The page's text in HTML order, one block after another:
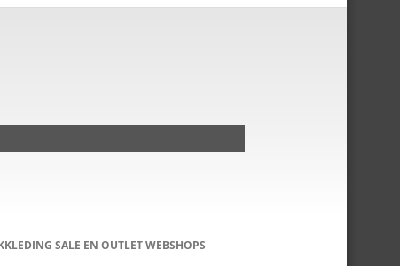
SALE EN OUTLET WEBSHOPS